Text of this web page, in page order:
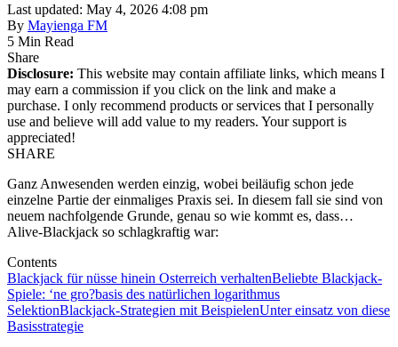
Last updated: May 4, 2026 4:08 pm
By Mayienga FM
5 Min Read
Share
Disclosure: This website may contain affiliate links, which means I
may earn a commission if you click on the link and make a
purchase. I only recommend products or services that I personally
use and believe will add value to my readers. Your support is
appreciated!
SHARE
Ganz Anwesenden werden einzig, wobei beiläufig schon jede
einzelne Partie der einmaliges Praxis sei. In diesem fall sie sind von
neuem nachfolgende Grunde, genau so wie kommt es, dass…
Alive-Blackjack so schlagkraftig war:
Contents
Blackjack für nüsse hinein Osterreich verhaltenBeliebte Blackjack-
Spiele: ‘ne gro?basis des natürlichen logarithmus
SelektionBlackjack-Strategien mit BeispielenUnter einsatz von diese
Basisstrategie